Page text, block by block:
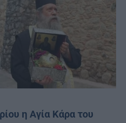
η Αγία Κάρα του